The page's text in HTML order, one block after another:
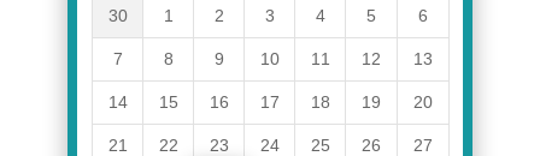
30 1 2 3 4 5 6
7 8 9 10 11 12 13
14 15 16 17 18 19 20
21 22 23 24 25 26 27